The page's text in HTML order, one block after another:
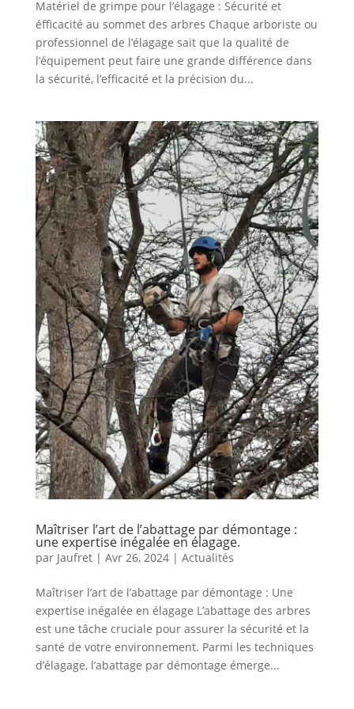
Matériel de grimpe pour l’élagage : Sécurité et
éfficacité au sommet des arbres Chaque arboriste ou
professionnel de l’élagage sait que la qualité de
l’équipement peut faire une grande différence dans
la sécurité, l’efficacité et la précision du...
Maîtriser l’art de l’abattage par démontage :
une expertise inégalée en élagage.
par Jaufret| Avr 26, 2024| Actualités
Maîtriser l’art de l’abattage par démontage : Une
expertise inégalée en élagage L’abattage des arbres
est une tâche cruciale pour assurer la sécurité et la
santé de votre environnement. Parmi les techniques
d’élagage, l’abattage par démontage émerge...